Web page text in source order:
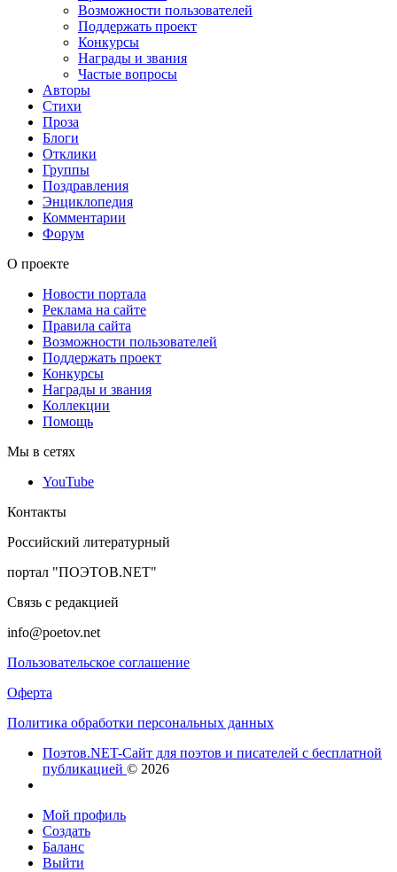
Возможности пользователей
Поддержать проект
Конкурсы
Награды и звания
Частые вопросы
Авторы
Стихи
Проза
Блоги
Отклики
Группы
Поздравления
Энциклопедия
Комментарии
Форум
О проекте
Новости портала
Реклама на сайте
Правила сайта
Возможности пользователей
Поддержать проект
Конкурсы
Награды и звания
Коллекции
Помощь
Мы в сетях
YouTube
Контакты
Российский литературный
портал "ПОЭТОВ.NET"
Связь с редакцией
info@poetov.net
Пользовательское соглашение
Оферта
Политика обработки персональных данных
Поэтов.NET-Сайт для поэтов и писателей с бесплатной
публикацией © 2026
Мой профиль
Создать
Баланс
Выйти